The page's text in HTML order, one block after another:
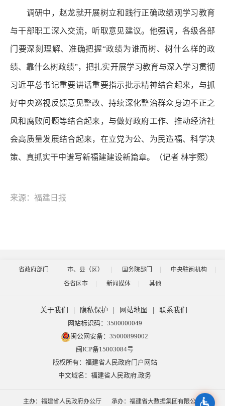
调研中，赵龙就开展树立和践行正确政绩观学习教育
与干部职工深入交流，听取意见建议。他强调，各级各部
门要深刻理解、准确把握“政绩为谁而树、树什么样的政
绩、靠什么树政绩”，把扎实开展学习教育与深入学习贯彻
习近平总书记重要讲话重要指示批示精神结合起来，与抓
好中央巡视反馈意见整改、持续深化整治群众身边不正之
风和腐败问题等结合起来，与做好政府工作、推动经济社
会高质量发展结合起来，在立党为公、为民造福、科学决
策、真抓实干中谱写新福建建设新篇章。 （记者 林宇熙）
来源：福建日报
省政府部门 市、县（区） 国务院部门
中央驻闽机构
各省区市
新闻媒体 其他
关于我们 隐私保护 网站地图
联系我们
网站标识码：3500000049
闽公网安备：35000899002
闽ICP备15003084号
版权所有：福建省人民政府门户网站
中文域名：福建省人民政府.政务
主办：福建省人民政府办公厅 承办：福建省大数据集团有限公司